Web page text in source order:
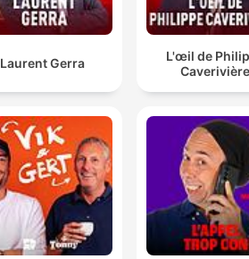
Laurent Gerra
L'œil de
Caverivière